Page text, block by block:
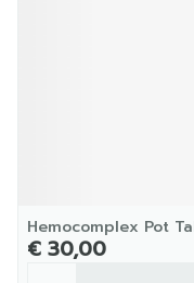
Hemocomplex Pot
€ 30,00